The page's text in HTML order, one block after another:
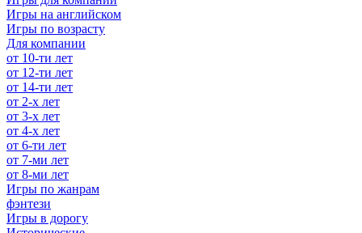
Игры на английском
Игры по возрасту
Для компании
от 10-ти лет
от 12-ти лет
от 14-ти лет
от 2-х лет
от 3-х лет
от 4-х лет
от 6-ти лет
от 7-ми лет
от 8-ми лет
Игры по жанрам
фэнтези
Игры в дорогу